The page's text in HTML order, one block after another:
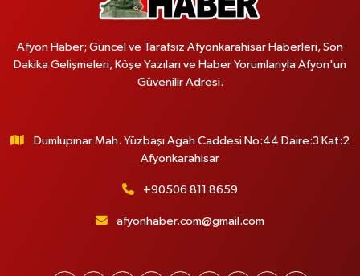
Afyon Haber; Güncel ve Tarafsız Afyonkarahisar Haberleri, Son
Dakika Gelişmeleri, Köşe Yazıları ve Haber Yorumlarıyla Afyon'un
Güvenilir Adresi.
Dumlupınar Mah. Yüzbaşı Agah Caddesi No:44 Daire:3 Kat:2
Afyonkarahisar
+90506 811 8659
afyonhaber.com@gmail.com